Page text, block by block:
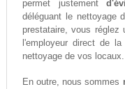
permet justement
déléguant le nettoyage
prestataire, vous réglez
l'employeur direct de
nettoyage de vos locaux.
En outre, nous sommes